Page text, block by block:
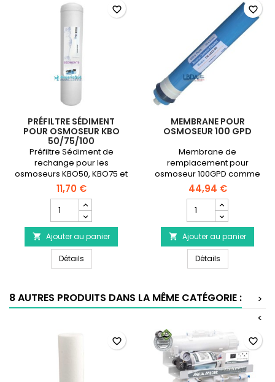
PRÉFILTRE SÉDIMENT
POUR OSMOSEUR KBO
50/75/100
Préfiltre Sédiment de
rechange pour les
osmoseurs KBO50, KBO75 et
KBO100
11,70 €
quantité
du
produit
Préfiltre
sédiment
pour
KBO
50/75/100
 Ajouter au panier
DétailsPréfiltre sédiment pour osmoseur KBO 50/75/100
favorite_border
MEMBRANE POUR
OSMOSEUR 100 GPD
Membrane de
remplacement pour
osmoseur 100GPD comme
l'osmoseur AQUAVIE
Osmopur KBO 100
44,94 €
quantité
du
produit
Membrane
pour
osmoseur
GPD
 Ajouter au panier
DétailsMembrane
favorite_border
8 AUTRES PRODUITS DANS LA MÊME CATÉGORIE :
>
<
favorite_border favorite_border